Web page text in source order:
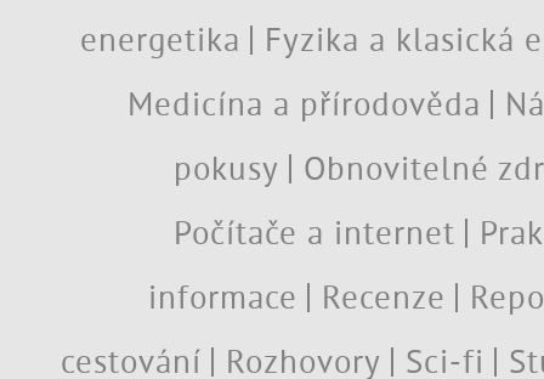
energetika
Fyzika a klasická
Medicína a přírodověda
pokusy
Obnovitelné
Počítače a internet
informace
Recenze
cestování
Rozhovory Sci-fi